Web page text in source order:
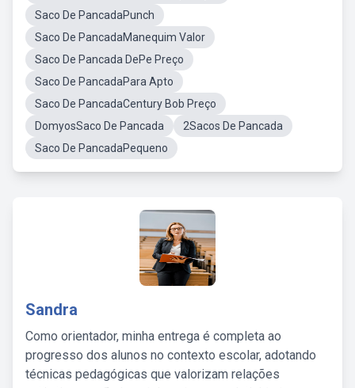
Saco De PancadaPunch
Saco De PancadaManequim Valor
Saco De Pancada DePe Preço
Saco De PancadaPara Apto
Saco De PancadaCentury Bob Preço
DomyosSaco De Pancada
2Sacos De Pancada
Saco De PancadaPequeno
Sandra
Como orientador, minha entrega é completa ao
progresso dos alunos no contexto escolar, adotando
técnicas pedagógicas que valorizam relações